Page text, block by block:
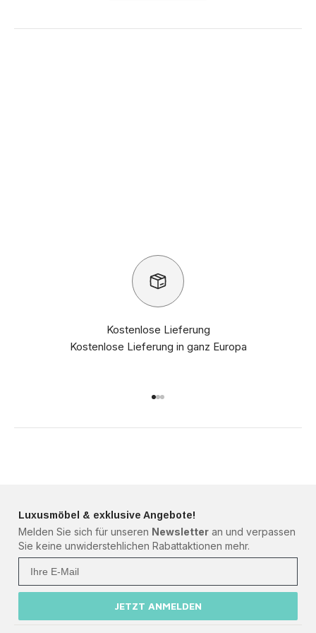
Kostenlose Lieferung
Kostenlose Lieferung in ganz Europa
Luxusmöbel & exklusive Angebote!
Melden Sie sich für unseren Newsletter an und verpassen
Sie keine unwiderstehlichen Rabattaktionen mehr.
JETZT ANMELDEN